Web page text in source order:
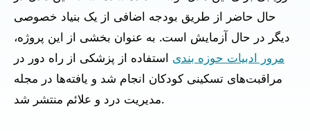
حال حاضر از طریق بودجه اضافی از یک بنیاد خصوصی
دیگر در حال آزمایش است. به عنوان بخشی از این پروژه،
مرور ادبیات حوزه بندی استفاده از پزشکی از راه دور در
مراقبت‌های تسکینی کودکان انجام شد و یافته‌ها در مجله
مدیریت درد و علائم منتشر شد.